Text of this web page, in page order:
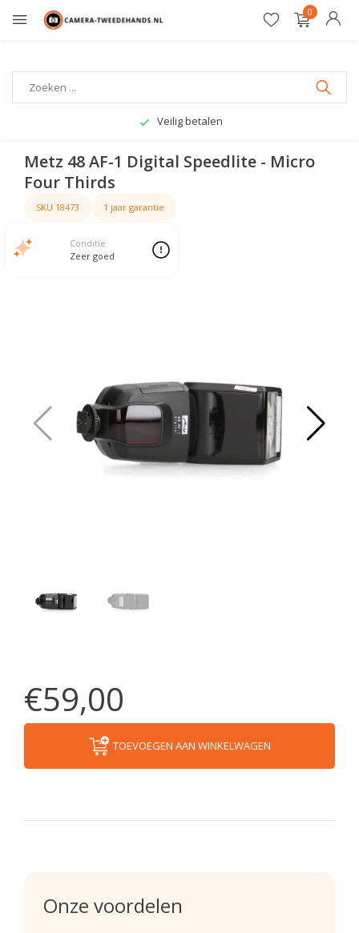
0
Gratis verzending
Metz 48 AF-1 Digital Speedlite - Micro
Four Thirds
SKU 18473 1 jaar garantie
Conditie
Zeer goed
€59,00
TOEVOEGEN AAN WINKELWAGEN
Onze voordelen